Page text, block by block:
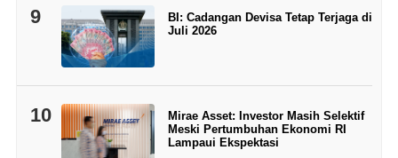
9
BI: Cadangan Devisa Tetap Terjaga di
Juli 2026
10
Mirae Asset: Investor Masih Selektif
Meski Pertumbuhan Ekonomi RI
Lampaui Ekspektasi